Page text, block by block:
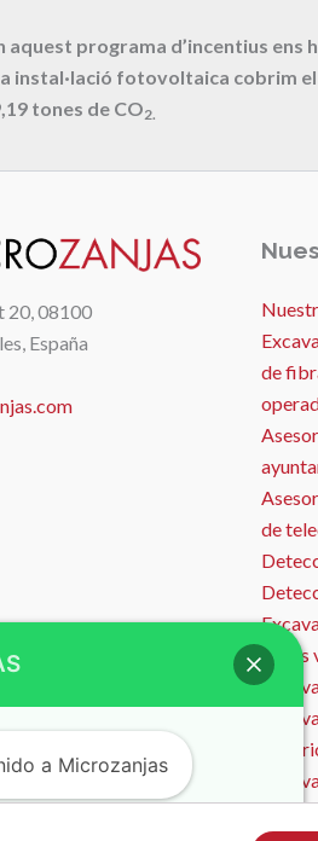
aquest programa d’incentius
instal·lació fotovoltaica cobrim el
tones de CO2.
20, 08100
España
de
de
zonas
a Microzanjas